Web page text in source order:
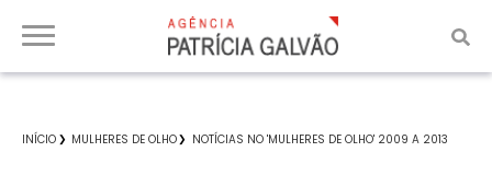
INÍCIO MULHERES DE OLHO NOTÍCIAS NO 'MULHERES DE OLHO' 2009 A 2013